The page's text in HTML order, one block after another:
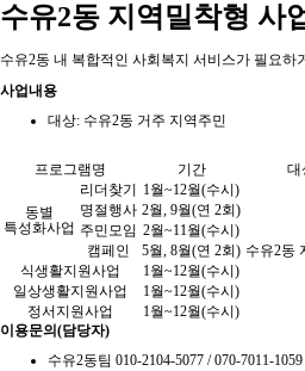
수유2동 지역밀착형 사
수유2동 내 복합적인 사회복지 서비스가 필요
사업내용
대상: 수유2동 거주 지역주민
프로그램명 기간 대
동별
특성화사업
리더찾기 1월~12월(수시)
수유2동
명절행사 2월, 9월(연 2회)
주민모임 2월~11월(수시)
캠페인
5월, 8월(연 2회)
식생활지원사업
1월~12월(수시)
일상생활지원사업
1월~12월(수시)
정서지원사업
1월~12월(수시)
이용문의(담당자)
수유2동팀 010-2104-5077 / 070-7011-1059